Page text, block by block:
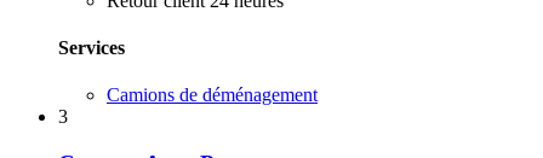
Services
Camions de déménagement
3